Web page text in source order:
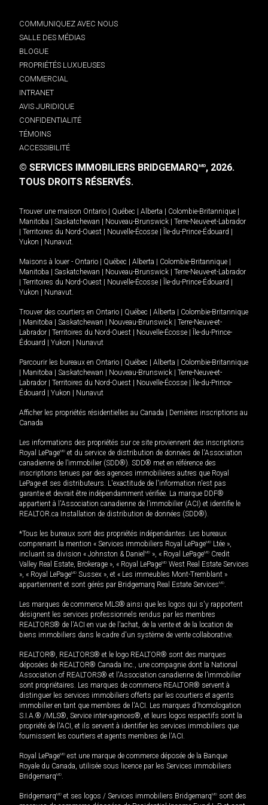
COMMUNIQUEZ AVEC NOUS
SALLE DES MÉDIAS
BLOGUE
PROPRIÉTÉS LUXUEUSES
COMMERCIAL
INTRANET
AVIS JURIDIQUE
CONFIDENTIALITÉ
TÉMOINS
ACCESSIBILITÉ
© SERVICES IMMOBILIERS BRIDGEMARQMD, 2026.
TOUS DROITS RÉSERVÉS.
Trouver une maison Ontario Québec Alberta Colombie-Britannique
Manitoba
Saskatchewan Nouveau-Brunswick
Terre-Neuve-et-Labrador
Territoires du Nord-Ouest Nouvelle-Écosse Île-du-Prince-Édouard
Yukon
Nunavut.
Maisons à louer - Ontario Québec Alberta Colombie-Britannique
Manitoba
Saskatchewan Nouveau-Brunswick
Terre-Neuve-et-Labrador
Territoires du Nord-Ouest Nouvelle-Écosse Île-du-Prince-Édouard
Yukon
Nunavut.
Trouver des courtiers en Ontario Québec Alberta
Colombie-Britannique
Manitoba Saskatchewan Nouveau-Brunswick
Terre-Neuve-et-
Labrador
Territoires du Nord-Ouest Nouvelle-Écosse
Île-du-Prince-
Édouard
Yukon Nunavut
Parcourir les bureaux en Ontario Québec Alberta
Colombie-Britannique
Manitoba Saskatchewan Nouveau-Brunswick
Terre-Neuve-et-
Labrador
Territoires du Nord-Ouest Nouvelle-Écosse
Île-du-Prince-
Édouard
Yukon Nunavut
Afficher les propriétés résidentielles au Canada
Dernières inscriptions au
Canada
Les informations des propriétés sur ce site proviennent des inscriptions
Royal LePageMD et du service de distribution de données de l'Association
canadienne de l’immobilier (SDD®). SDD® met en référence des
inscriptions tenues par des agences immobilières autres que Royal
LePage et ses distributeurs. L'exactitude de l'information n'est pas
garantie et devrait être indépendamment vérifiée. La marque DDF®
appartient à l'Association canadienne de l’immobilier (ACI) et identifie le
REALTOR.ca Installation de distribution de données (SDD®).
*Tous les bureaux sont des propriétés indépendantes. Les bureaux
comprenant la mention « Services immobiliers Royal LePageMD Ltée »,
incluant sa division « Johnston & Daniel MD », « Royal LePageMD Credit
Valley Real Estate, Brokerage », « Royal LePageMD West Real Estate Services
», « Royal LePageMD Sussex », et « Les immeubles Mont-Tremblant »
appartiennent et sont gérés par Bridgemarq Real Estate ServicesMD.
Les marques de commerce MLS® ainsi que les logos qui s'y rapportent
désignent les services professionnels rendus par les membres
REALTORS® de l'ACI en vue de l'achat, de la vente et de la location de
biens immobiliers dans le cadre d'un système de vente collaborative.
REALTOR®, REALTORS® et le logo REALTOR® sont des marques
déposées de REALTOR® Canada Inc., une compagnie dont la National
Association of REALTORS® et l'Association canadienne de l’immobilier
sont propriétaires. Les marques de commerce REALTOR® servent à
distinguer les services immobiliers offerts par les courtiers et agents
immobilier en tant que membres de l'ACI. Les marques d'homologation
S.I.A.® /MLS®, Service inter-agences®, et leurs logos respectifs sont la
propriété de l'ACI, et ils servent à identifier les services immobiliers que
fournissent les courtiers et agents membres de l'ACI.
Royal LePageMD est une marque de commerce déposée de la Banque
Royale du Canada, utilisée sous licence par les Services immobiliers
BridgemarqMD.
BridgemarqMD et ses logos / Services immobiliers BridgemarqMD sont des